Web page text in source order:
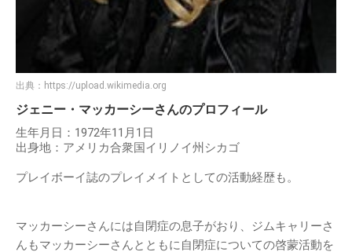
出典： https://upload.wikimedia.org
ジェニー・マッカーシーさんのプロフィール
生年月日：1972年11月1日
出身地：アメリカ合衆国イリノイ州シカゴ
プレイボーイ誌のプレイメイトとしての活動経歴も。
マッカーシーさんには自閉症の息子がおり、ジムキャリーさ
んもマッカーシーさんとともに自閉症についての啓蒙活動を